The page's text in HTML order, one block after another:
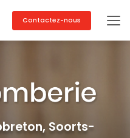
Contactez-nous
Soorts-